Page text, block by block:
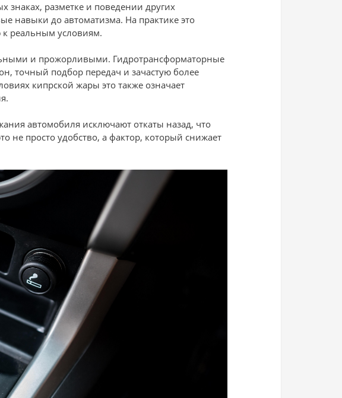
знаках, разметке и поведении других
навыки до автоматизма. На практике это
реальным условиям.
и прожорливыми. Гидротрансформаторные
точный подбор передач и зачастую более
кипрской жары это также означает
автомобиля исключают откаты назад, что
не просто удобство, а фактор, который снижает